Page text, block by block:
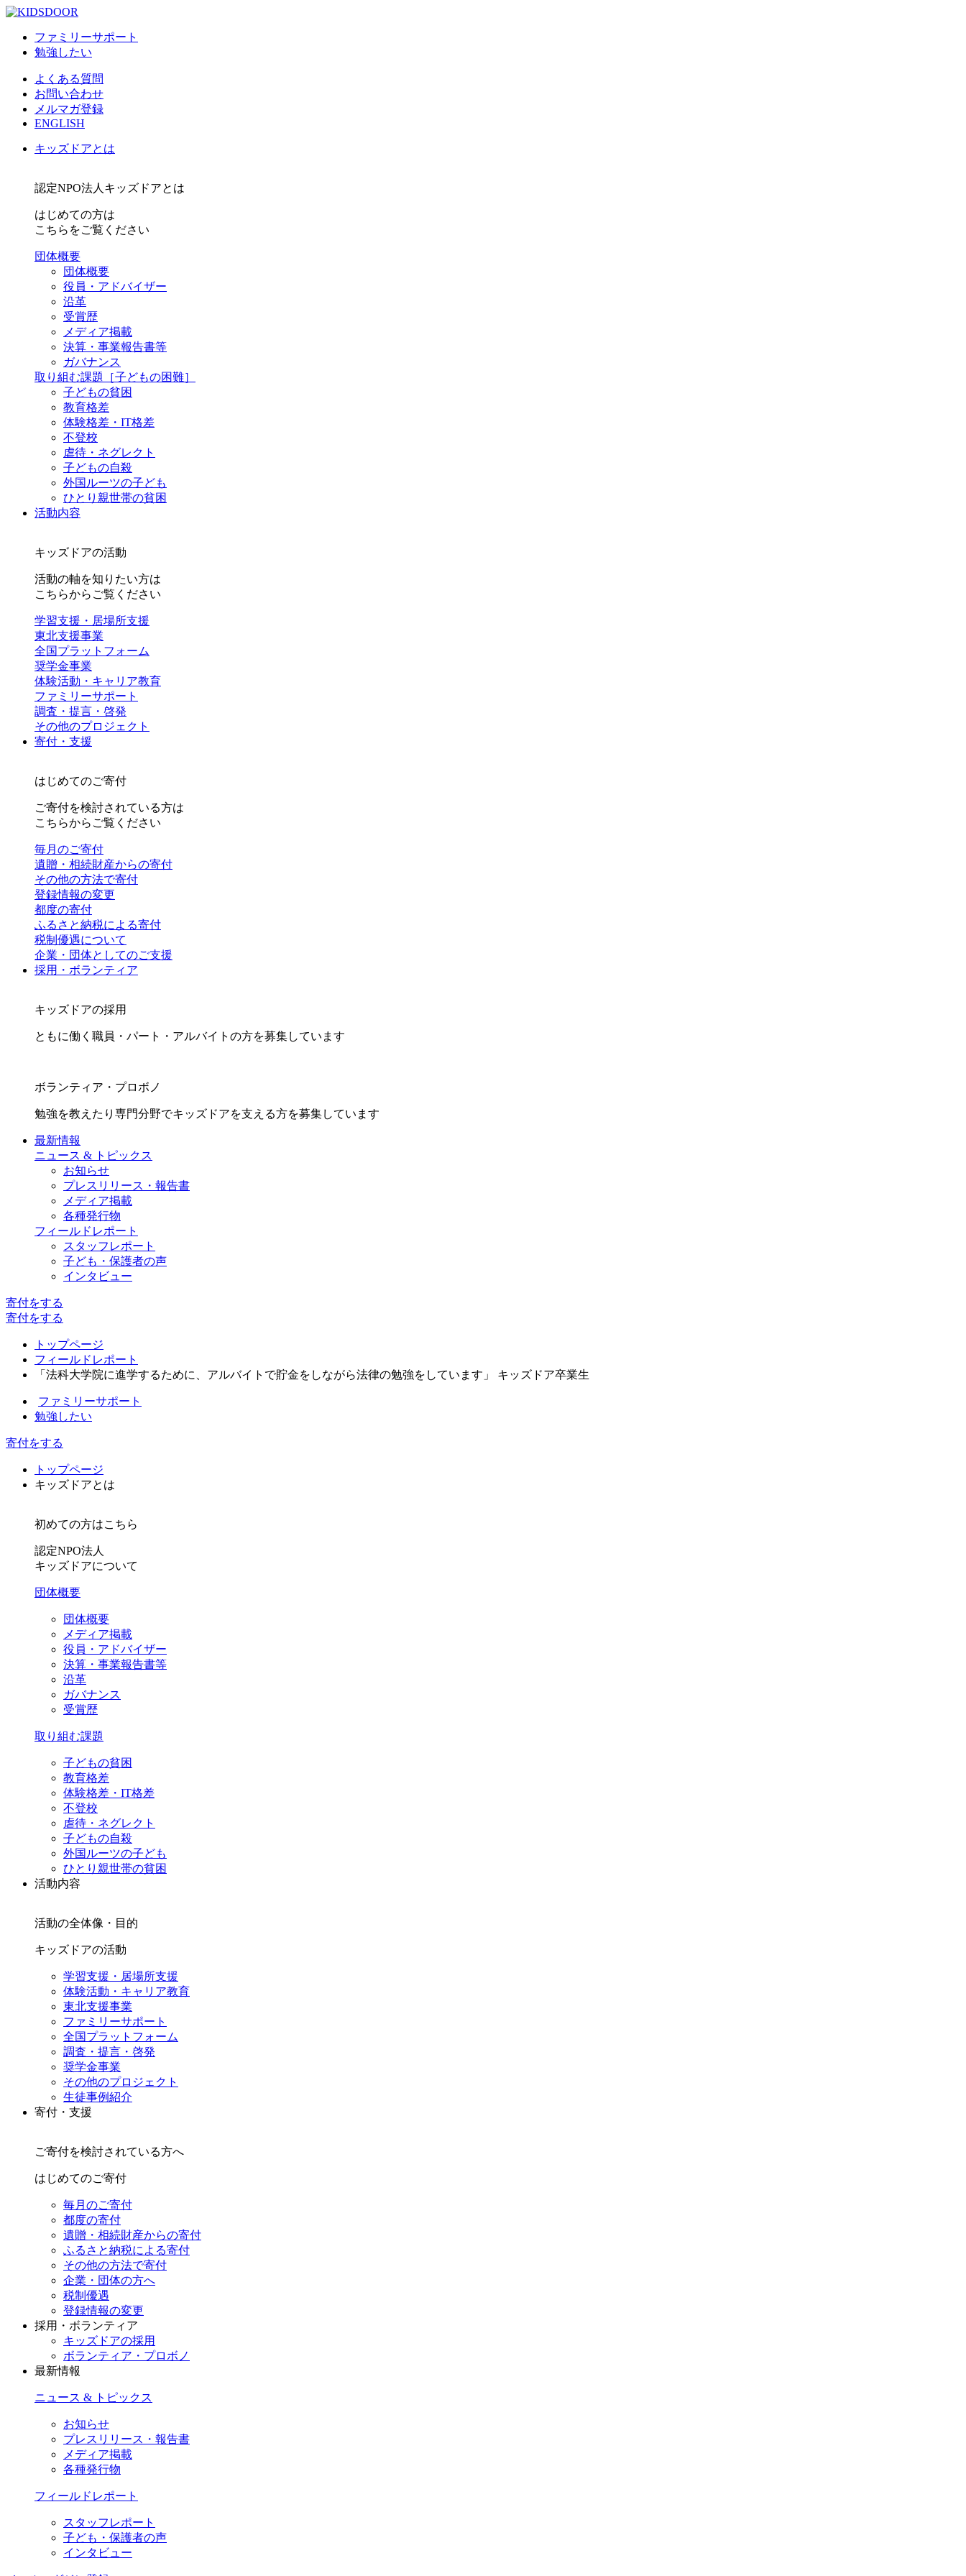
ファミリーサポート
勉強したい
よくある質問
お問い合わせ
メルマガ登録
ENGLISH
キッズドアとは
認定NPO法人キッズドアとは
はじめての方は
こちらをご覧ください
団体概要
団体概要
役員・アドバイザー
沿革
受賞歴
メディア掲載
決算・事業報告書等
ガバナンス
取り組む課題
［子どもの困難］
子どもの貧困
教育格差
体験格差・IT格差
不登校
虐待・ネグレクト
子どもの自殺
外国ルーツの子ども
ひとり親世帯の貧困
活動内容
キッズドアの活動
活動の軸を知りたい方は
こちらからご覧ください
学習支援・居場所支援
東北支援事業
全国プラットフォーム
奨学金事業
体験活動・キャリア教育
ファミリーサポート
調査・提言・啓発
その他のプロジェクト
寄付・支援
はじめてのご寄付
ご寄付を検討されている方は
こちらからご覧ください
毎月のご寄付
遺贈・相続財産からの寄付
その他の方法で寄付
登録情報の変更
都度の寄付
ふるさと納税による寄付
税制優遇について
企業・団体としてのご支援
採用・ボランティア
キッズドアの採用
ともに働く職員・パート・アルバイトの方を募集しています
ボランティア・プロボノ
勉強を教えたり専門分野でキッズドアを支える方を募集しています
最新情報
ニュース & トピックス
お知らせ
プレスリリース・報告書
メディア掲載
各種発行物
フィールドレポート
スタッフレポート
子ども・保護者の声
インタビュー
寄付をする
寄付をする
トップページ
フィールドレポート
「法科大学院に進学するために、アルバイトで貯金をしながら法律の勉強をしています」 キッズドア卒業生
ファミリーサポート
勉強したい
寄付をする
トップページ
キッズドアとは
初めての方はこちら
認定NPO法人
キッズドアについて
団体概要
団体概要
メディア掲載
役員・アドバイザー
決算・事業報告書等
沿革
ガバナンス
受賞歴
取り組む課題
子どもの貧困
教育格差
体験格差・IT格差
不登校
虐待・ネグレクト
子どもの自殺
外国ルーツの子ども
ひとり親世帯の貧困
活動内容
活動の全体像・目的
キッズドアの活動
学習支援・居場所支援
体験活動・キャリア教育
東北支援事業
ファミリーサポート
全国プラットフォーム
調査・提言・啓発
奨学金事業
その他のプロジェクト
生徒事例紹介
寄付・支援
ご寄付を検討されている方へ
はじめてのご寄付
毎月のご寄付
都度の寄付
遺贈・相続財産からの寄付
ふるさと納税による寄付
その他の方法で寄付
企業・団体の方へ
税制優遇
登録情報の変更
採用・ボランティア
キッズドアの採用
ボランティア・プロボノ
最新情報
ニュース & トピックス
お知らせ
プレスリリース・報告書
メディア掲載
各種発行物
フィールドレポート
スタッフレポート
子ども・保護者の声
インタビュー